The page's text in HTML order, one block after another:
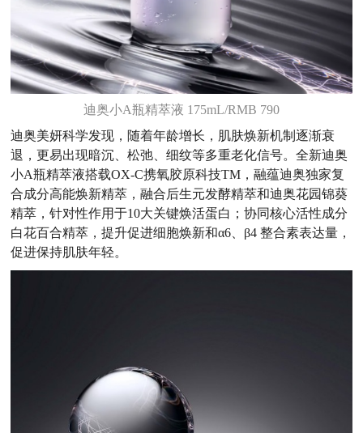
迪奥小A瓶精萃液 175mL/RMB 790
迪奥美妍科学发现，随着年龄增长，肌肤焕新机制逐渐衰
退，更易出现暗沉、松弛、细纹等多重老化信号。全新迪奥
小A瓶精萃液搭载OX-C携氧胶原科技TM，融蕴迪奥独家复
合成分高能焕新精萃，融合后生元发酵精萃和迪奥花园锦葵
精萃，针对性作用于10大关键焕活蛋白；协同核心活性成分
白花百合精萃，提升促进细胞焕新和α6、β4 整合素表达量，
促进保持肌肤年轻。